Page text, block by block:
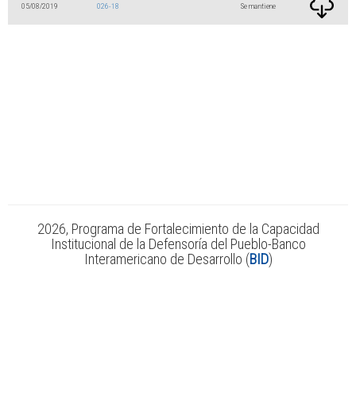
05/08/2019 026-18 Se mantiene
2026, Programa de Fortalecimiento de la Capacidad
Institucional de la Defensoría del Pueblo-Banco
Interamericano de Desarrollo (BID)